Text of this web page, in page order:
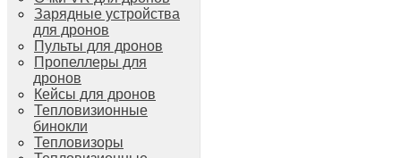
DJI RS 3 Pro
Зарядные устройства
для дронов
Пульты для дронов
Пропеллеры для
дронов
Кейсы для дронов
Тепловизионные
бинокли
Тепловизоры